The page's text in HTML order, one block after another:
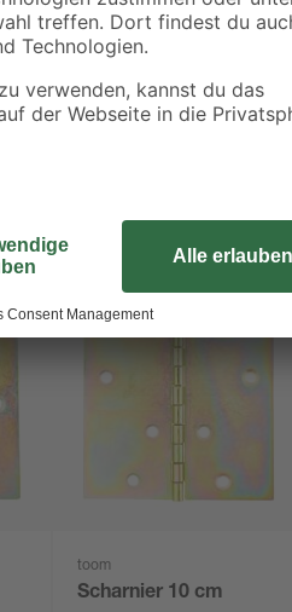
Schrauben wird das Scharnier direkt
Löcher sind konisch gearbeitet und
Schraubköpfe. Da das Scharnier
grundlegend vor Korrosion geschützt.
toom
Scharnier 10 cm